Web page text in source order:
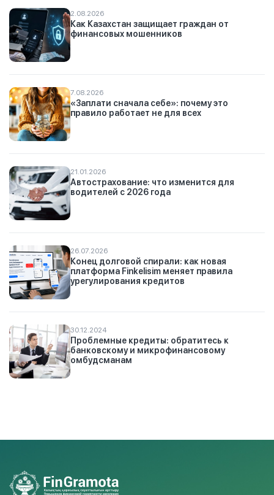
2.08.2026
Как Казахстан защищает граждан от
финансовых мошенников
7.08.2026
«Заплати сначала себе»: почему это
правило работает не для всех
21.01.2026
Автострахование: что изменится для
водителей с 2026 года
26.07.2026
Конец долговой спирали: как новая
платформа Finkelisim меняет правила
урегулирования кредитов
30.12.2024
Проблемные кредиты: обратитесь к
банковскому и микрофинансовому
омбудсманам